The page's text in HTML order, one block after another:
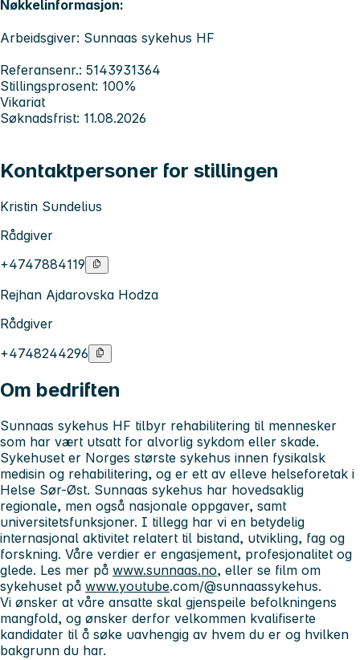
Nøkkelinformasjon:
Arbeidsgiver: Sunnaas sykehus HF
Referansenr.: 5143931364
Stillingsprosent: 100%
Vikariat
Søknadsfrist: 11.08.2026
Kontaktpersoner for stillingen
Kristin Sundelius
Rådgiver
+4747884119
Rejhan Ajdarovska Hodza
Rådgiver
+4748244296
Om bedriften
Sunnaas sykehus HF tilbyr rehabilitering til mennesker
som har vært utsatt for alvorlig sykdom eller skade.
Sykehuset er Norges største sykehus innen fysikalsk
medisin og rehabilitering, og er ett av elleve helseforetak i
Helse Sør-Øst. Sunnaas sykehus har hovedsaklig
regionale, men også nasjonale oppgaver, samt
universitetsfunksjoner. I tillegg har vi en betydelig
internasjonal aktivitet relatert til bistand, utvikling, fag og
forskning. Våre verdier er engasjement, profesjonalitet og
glede. Les mer på www.sunnaas.no, eller se film om
sykehuset på www.youtube.com/@sunnaassykehus.
Vi ønsker at våre ansatte skal gjenspeile befolkningens
mangfold, og ønsker derfor velkommen kvalifiserte
kandidater til å søke uavhengig av hvem du er og hvilken
bakgrunn du har.